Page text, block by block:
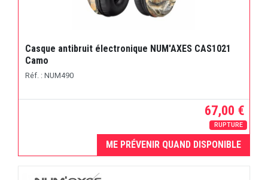
Casque antibruit électronique NUM'AXES CAS1021
Camo
Réf. : NUM490
67,00 €
RUPTURE
ME PRÉVENIR QUAND DISPONIBLE